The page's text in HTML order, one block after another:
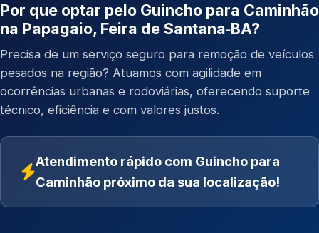
Por que optar pelo Guincho para Caminhão
na Papagaio, Feira de Santana‑BA?
Precisa de um serviço seguro para remoção de veículos
pesados na região? Atuamos com agilidade em
ocorrências urbanas e rodoviárias, oferecendo suporte
técnico, eficiência e com valores justos.
Atendimento rápido com Guincho para
Caminhão próximo da sua localização!